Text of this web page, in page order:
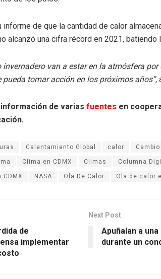
informe de que la cantidad de calor
alcanzó una cifra récord en 2021, batiendo
invernadero van a estar en la atmósfera por
pueda tomar acción en los próximos años”,
de varias fuentes en
Calentamiento Global calor
Clima en CDMX Climas Columna
NASA Ola De Calor Ola de calor
de
implementar
Next Post
Apuñalan a
durante un